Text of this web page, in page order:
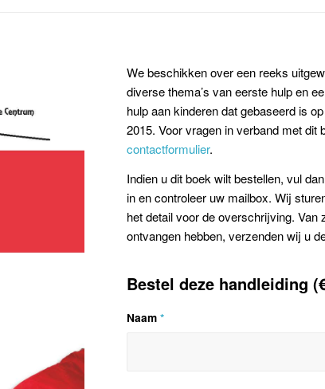
We beschikken over een reeks
diverse thema’s van eerste hulp en
hulp aan kinderen dat gebaseerd is
2015. Voor vragen in verband met dit
contactformulier.
Indien u dit boek wilt bestellen, vul
in en controleer uw mailbox. Wij
het detail voor de overschrijving. Van
ontvangen hebben, verzenden wij u
Bestel deze handleiding
Naam*